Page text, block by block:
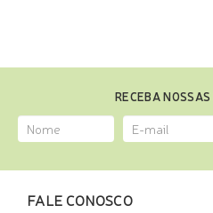
RECEBA
FALE CONOSCO